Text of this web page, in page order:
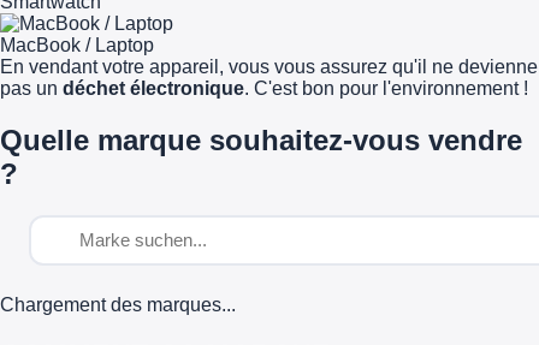
MacBook / Laptop
En vendant votre appareil, vous vous assurez qu'il ne devienne
pas un déchet électronique. C'est bon pour l'environnement !
Quelle marque souhaitez-vous vendre
?
Chargement des marques...